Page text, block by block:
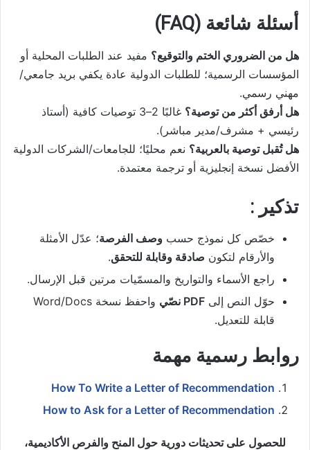
أسئلة شائعة (FAQ)
هل من الضروري الختم والتوقيع؟ مفيد عند الطلبات المحلية أو
المؤسسات الرسمية؛ للطلبات الدولية عادة يكفي بريد جامعي/
مهني رسمي.
هل أرفق أكثر من توصية؟
غالبًا 2–3 توصيات كافية (أستاذ
رئيسي + مشرف/مدير مباشر).
هل تُقبل توصية بالعربية؟ نعم محليًا؛ للجامعات/الشركات الدولية
الأفضل نسخة إنجليزية أو ترجمة معتمدة.
تذكير :
خصّص كل نموذج حسب وصف الفرصة؛ عدّل الأمثلة
والأرقام لتكون صادقة وقابلة للتحقق.
راجع الأسماء والتواريخ والمسمّيات مرتين قبل الإرسال.
حوّل النص إلى PDF نصّي
واحفظ نسخة Word/Docs
قابلة للتعديل.
روابط رسمية مهمة
How To Write a Letter of Recommendation
How to Ask for a Letter of Recommendation
للحصول على تحديثات دورية حول المنح والفرص الأكاديمية،